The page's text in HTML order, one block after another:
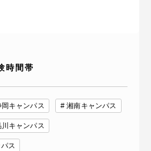
時間帯
岡キャンパス 湘南キャンパス
川キャンパス
ス